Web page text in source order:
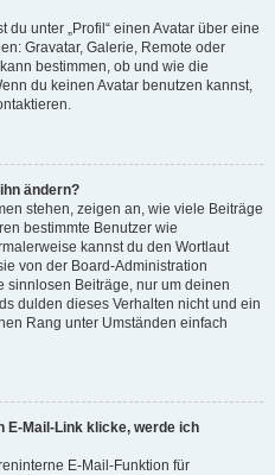
unter „Profil“ einen Avatar über eine
Gravatar, Galerie, Remote oder
bestimmen, ob und wie die
du keinen Avatar benutzen kannst,
ändern?
stehen, zeigen an, wie viele Beiträge
bestimmte Benutzer wie
kannst du den Wortlaut
von der Board-Administration
sinnlosen Beiträge, nur um deinen
dulden dieses Verhalten nicht und ein
Rang unter Umständen einfach
E-Mail-Link klicke, werde ich
E-Mail-Funktion für